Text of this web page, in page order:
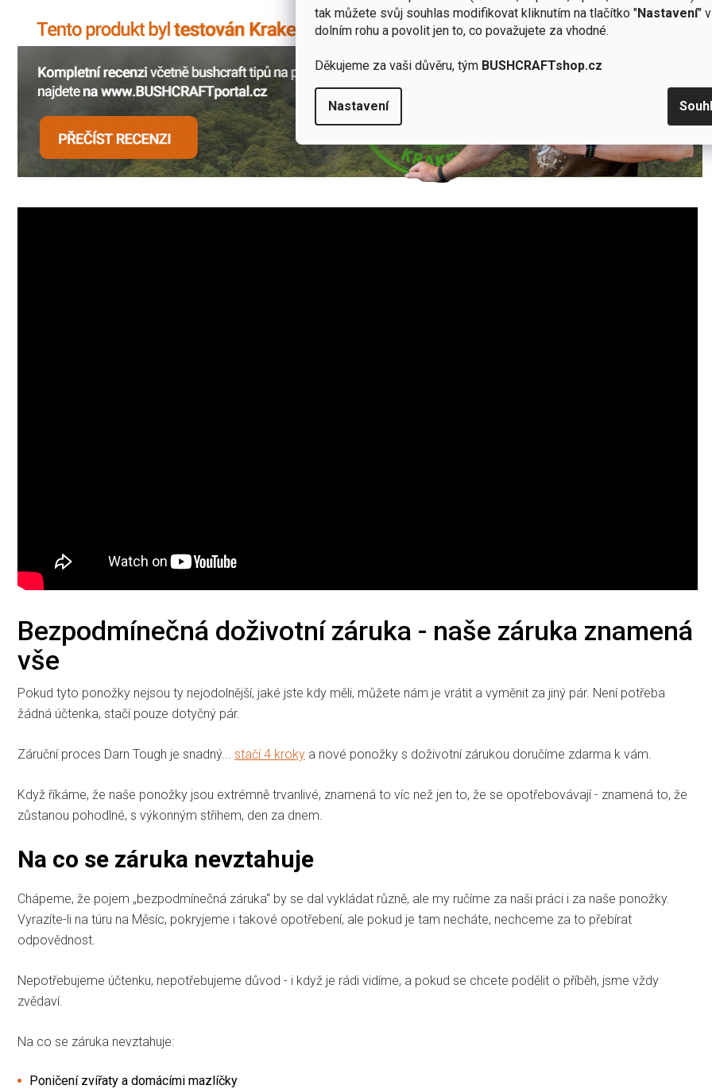
tak můžete svůj souhlas modifikovat kliknutím na tlačítko "Nastavení"
dolním rohu a povolit jen to, co považujete za vhodné.
Děkujeme za vaši důvěru, tým BUSHCRAFTshop.cz
Nastavení
Bezpodmínečná doživotní záruka - naše záruka znamená
vše
Pokud tyto ponožky nejsou ty nejodolnější, jaké jste kdy měli, můžete nám je vrátit a vyměnit za jiný pár. Není potřeba
žádná účtenka, stačí pouze dotyčný pár.
Záruční proces Darn Tough je snadný... stačí 4 kroky a nové ponožky s doživotní zárukou doručíme zdarma k vám.
Když říkáme, že naše ponožky jsou extrémně trvanlivé, znamená to víc než jen to, že se opotřebovávají - znamená to, že
zůstanou pohodlné, s výkonným střihem, den za dnem.
Na co se záruka nevztahuje
Chápeme, že pojem „bezpodmínečná záruka“ by se dal vykládat různě, ale my ručíme za naši práci i za naše ponožky.
Vyrazíte-li na túru na Měsíc, pokryjeme i takové opotřebení, ale pokud je tam necháte, nechceme za to přebírat
odpovědnost.
Nepotřebujeme účtenku, nepotřebujeme důvod - i když je rádi vidíme, a pokud se chcete podělit o příběh, jsme vždy
zvědaví.
Na co se záruka nevztahuje:
Poničení zvířaty a domácími mazlíčky